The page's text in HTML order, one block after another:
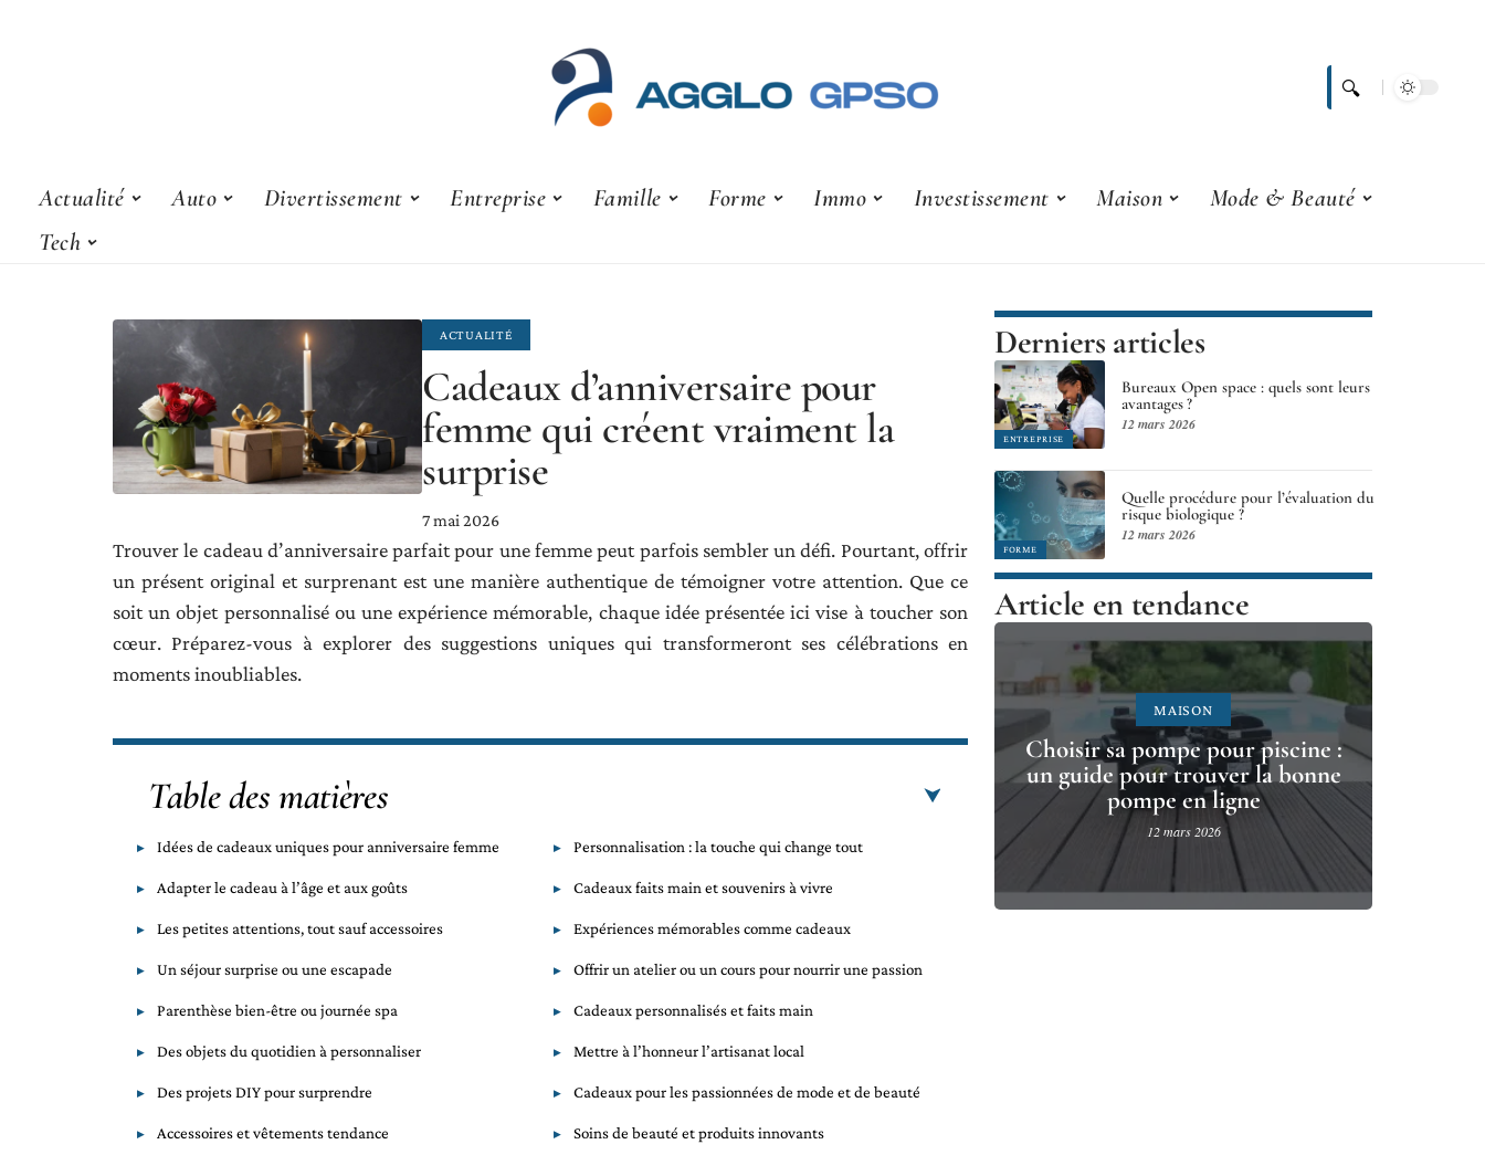
Actualité Auto Divertissement Entreprise Famille Forme Immo Investissement Maison
Mode & Beauté
Tech
ACTUALITÉ
Cadeaux d’anniversaire pour
femme qui créent vraiment la
surprise
7 mai 2026
Trouver le cadeau d’anniversaire parfait pour une femme peut parfois sembler un défi. Pourtant, offrir
un présent original et surprenant est une manière authentique de témoigner votre attention. Que ce
soit un objet personnalisé ou une expérience mémorable, chaque idée présentée ici vise à toucher son
cœur. Préparez-vous à explorer des suggestions uniques qui transformeront ses célébrations en
moments inoubliables.
Table des matières
Idées de cadeaux uniques pour anniversaire femme Personnalisation : la touche qui change tout
Adapter le cadeau à l’âge et aux goûts Cadeaux faits main et souvenirs à vivre
Les petites attentions, tout sauf accessoires Expériences mémorables comme cadeaux
Un séjour surprise ou une escapade Offrir un atelier ou un cours pour nourrir une passion
Parenthèse bien-être ou journée spa Cadeaux personnalisés et faits main
Des objets du quotidien à personnaliser Mettre à l’honneur l’artisanat local
Des projets DIY pour surprendre Cadeaux pour les passionnées de mode et de beauté
Accessoires et vêtements tendance Soins de beauté et produits innovants
Derniers articles
ENTREPRISE
Bureaux Open space : quels sont leurs
avantages ?
12 mars 2026
FORME
Quelle procédure pour l’évaluation du
risque biologique ?
12 mars 2026
Article en tendance
MAISON
Choisir sa pompe pour piscine :
un guide pour trouver la bonne
pompe en ligne
12 mars 2026